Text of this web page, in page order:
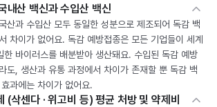
내산 백신과 수입산 백신
산과 수입산 모두 동일한 성분으로 제조되어 독감 백
차이가 없어요. 독감 예방접종은 모든 기업들이 세계
한 바이러스를 배분받아 생산돼요. 수입된 독감 예방
도, 생산과 유통 과정에서 차이가 존재할 뿐 독감 백
과에는 차이가 없어요.
(삭센다 · 위고비 등) 평균 처방 및 약제비